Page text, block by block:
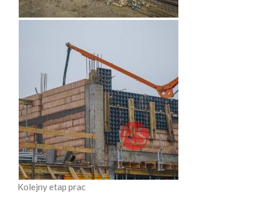
Kolejny etap prac